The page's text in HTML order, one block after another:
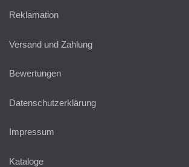
Reklamation
Versand und Zahlung
Bewertungen
Datenschutzerklärung
Impressum
Kataloge